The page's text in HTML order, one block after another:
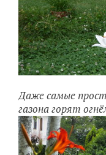
Даже самые
газона горят